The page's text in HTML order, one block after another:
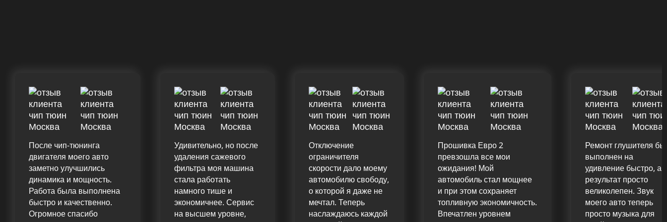
После чип-тюнинга
двигателя моего авто
заметно улучшились
динамика и мощность.
Работа была выполнена
быстро и качественно.
Огромное спасибо
Удивительно, но после
удаления сажевого
фильтра моя машина
стала работать
намного тише и
экономичнее. Сервис
на высшем уровне,
Отключение
ограничителя
скорости дало моему
автомобилю свободу,
о которой я даже не
мечтал. Теперь
наслаждаюсь каждой
Прошивка Евро 2
превзошла все мои
ожидания! Мой
автомобиль стал мощнее
и при этом сохраняет
топливную экономичность.
Впечатлен уровнем
Ремонт глушителя
выполнен на
удивление быстро, а
результат просто
великолепен. Звук
моего авто теперь
просто музыка для